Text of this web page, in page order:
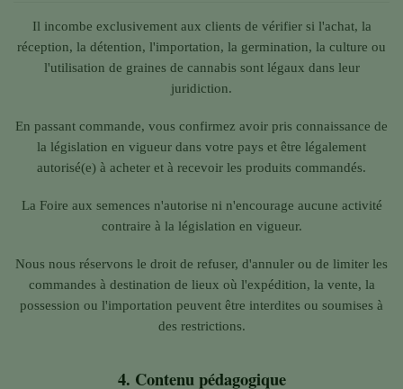
Il incombe exclusivement aux clients de vérifier si l'achat, la
réception, la détention, l'importation, la germination, la culture ou
l'utilisation de graines de cannabis sont légaux dans leur
juridiction.
En passant commande, vous confirmez avoir pris connaissance de
la législation en vigueur dans votre pays et être légalement
autorisé(e) à acheter et à recevoir les produits commandés.
La Foire aux semences n'autorise ni n'encourage aucune activité
contraire à la législation en vigueur.
Nous nous réservons le droit de refuser, d'annuler ou de limiter les
commandes à destination de lieux où l'expédition, la vente, la
possession ou l'importation peuvent être interdites ou soumises à
des restrictions.
4. Contenu pédagogique